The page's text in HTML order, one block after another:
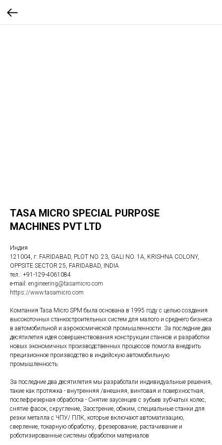
TASA MICRO SPECIAL PURPOSE
MACHINES PVT LTD
Индия
121004, г. FARIDABAD, PLOT NO. 23, GALI NO. 1A, KRISHNA COLONY,
OPPSITE SECTOR 25, FARIDABAD, INDIA
тел.: +91-129-4061084
e-mail: engineering@tasamicro.com
https://www.tasamicro.com
Компания Tasa Micro SPM была основана в 1995 году с целью создания
высокоточных станкостроительных систем для малого и среднего бизнеса
в автомобильной и аэрокосмической промышленности. За последние два
десятилетия идея совершенствования конструкции станков и разработки
новых экономичных производственных процессов помогла внедрить
прецизионное производство в индийскую автомобильную
промышленность.
За последние два десятилетия мы разработали индивидуальные решения,
такие как протяжка - внутренняя /внешняя, винтовая и поверхностная,
послефрезерная обработка - Снятие заусенцев с зубьев зубчатых колес,
снятие фасок, скругление, Заострение, обжим, специальные станки для
резки металла с ЧПУ/ ПЛК, которые включают автоматизацию,
сверление, токарную обработку, фрезерование, растачивание и
роботизированные системы обработки материалов